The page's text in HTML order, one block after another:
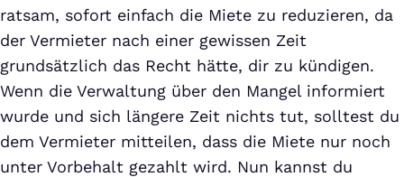
ratsam, sofort einfach die Miete zu reduzieren, da
der Vermieter nach einer gewissen Zeit
grundsätzlich das Recht hätte, dir zu kündigen.
Wenn die Verwaltung über den Mangel informiert
wurde und sich längere Zeit nichts tut, solltest du
dem Vermieter mitteilen, dass die Miete nur noch
unter Vorbehalt gezahlt wird. Nun kannst du